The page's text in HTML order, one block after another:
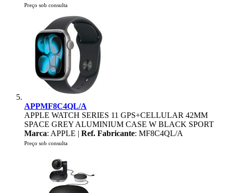
Preço sob consulta
APPMF8C4QL/A
APPLE WATCH SERIES 11 GPS+CELLULAR 42MM
SPACE GREY ALUMINIUM CASE W BLACK SPORT
Marca: APPLE | Ref. Fabricante: MF8C4QL/A
Preço sob consulta